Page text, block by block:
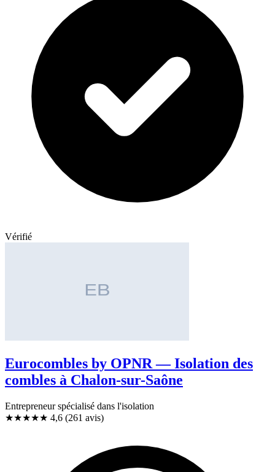
Vérifié
Eurocombles by OPNR — Isolation des
combles à Chalon-sur-Saône
Entrepreneur spécialisé dans l'isolation
★★★★★ 4,6 (261 avis)